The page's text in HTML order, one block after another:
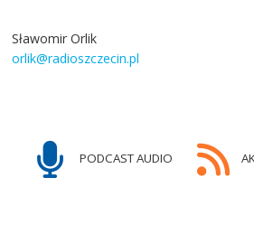
Sławomir Orlik
orlik@radioszczecin.pl
PODCAST AUDIO